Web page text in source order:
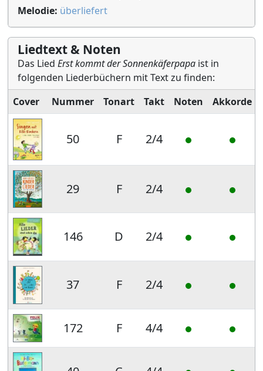
Melodie: überliefert
Liedtext & Noten
Das Lied Erst kommt der Sonnenkäferpapa ist in
folgenden Liederbüchern mit Text zu finden:
Cover
Nummer Tonart Takt Noten Akkorde
50 F 2/4
29 F 2/4
146 D 2/4
37 F 2/4
172 F 4/4